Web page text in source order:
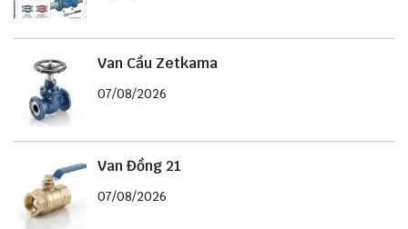
Van Cầu Zetkama
07/08/2026
Van Đồng 21
07/08/2026